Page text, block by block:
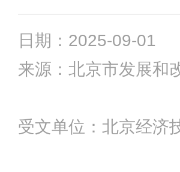
日期：2025-09-01
来源：北京市发展和
受文单位：北京经济